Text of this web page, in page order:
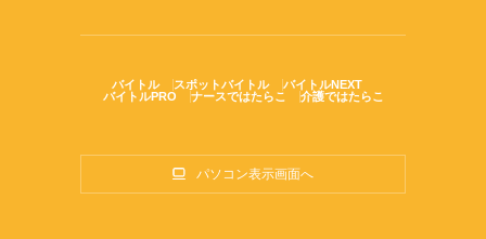
バイトル スポットバイトル
バイトルNEXT
バイトルPRO
ナースではたらこ 介護ではたらこ
パソコン表示画面へ